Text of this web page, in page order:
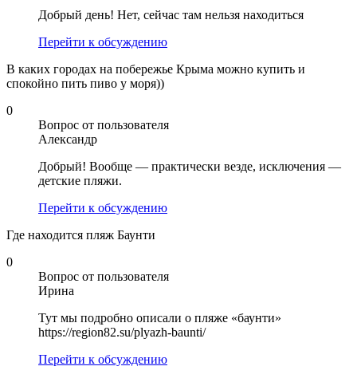
Добрый день! Нет, сейчас там нельзя находиться
Перейти к обсуждению
В каких городах на побережье Крыма можно купить и
спокойно пить пиво у моря))
0
Вопрос от пользователя
Александр
Добрый! Вообще — практически везде, исключения —
детские пляжи.
Перейти к обсуждению
Где находится пляж Баунти
0
Вопрос от пользователя
Ирина
Тут мы подробно описали о пляже «баунти»
https://region82.su/plyazh-baunti/
Перейти к обсуждению